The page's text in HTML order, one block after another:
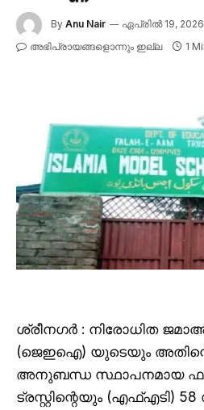
By Anu Nair ഏപ്രിൽ 19, 2026
അഭിപ്രായങ്ങളൊന്നും ഇല്ല 1
ശ്രീനഗർ : നിരോധിത
(ജെഇഐ) യുടെയും
അനുബന്ധ സ്ഥാപനമായ
ട്രസ്റ്റിന്റെയും (എഫ്എടി)